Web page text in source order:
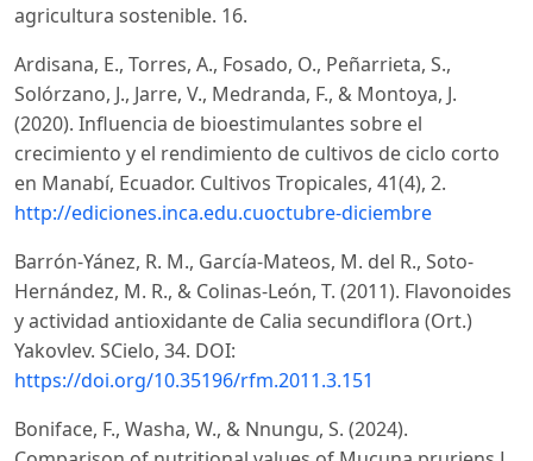
agricultura sostenible. 16.
Ardisana, E., Torres, A., Fosado, O., Peñarrieta, S.,
Solórzano, J., Jarre, V., Medranda, F., & Montoya, J.
(2020). Influencia de bioestimulantes sobre el
crecimiento y el rendimiento de cultivos de ciclo corto
en Manabí, Ecuador. Cultivos Tropicales, 41(4), 2.
http://ediciones.inca.edu.cuoctubre-diciembre
Barrón-Yánez, R. M., García-Mateos, M. del R., Soto-
Hernández, M. R., & Colinas-León, T. (2011). Flavonoides
y actividad antioxidante de Calia secundiflora (Ort.)
Yakovlev. SCielo, 34. DOI:
https://doi.org/10.35196/rfm.2011.3.151
Boniface, F., Washa, W., & Nnungu, S. (2024).